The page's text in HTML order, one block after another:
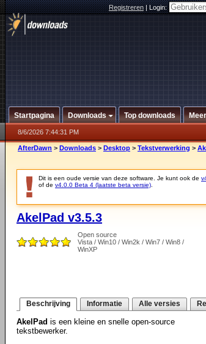
Registreren|Login:
Startpagina Downloads Top downloads Meer
8/6/2026 7:44:31 PM
AfterDawn > Downloads > Desktop > Tekstverwerking >
Dit is een oude versie van deze software. Je kunt ook de
of de v4.0.0 Beta 4 (laatste beta versie)
AkelPad v3.5.3
Open source
Vista / Win10 / Win2k / Win7 / Win8 /
WinXP
Beschrijving Informatie Alle versies
AkelPad is een kleine en snelle open-source
tekstbewerker.